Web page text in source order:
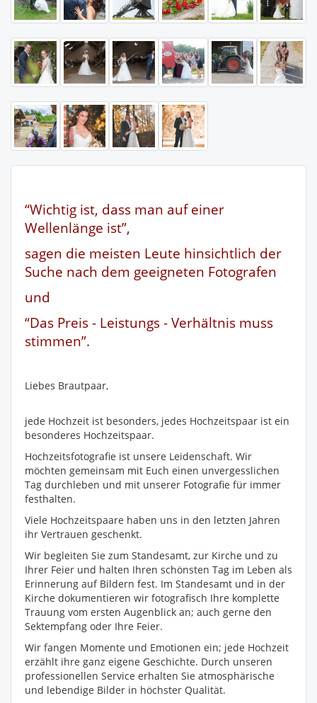
“Wichtig ist, dass man auf einer
Wellenlänge ist”,
sagen die meisten Leute hinsichtlich der
Suche nach dem geeigneten Fotografen
und
“Das Preis - Leistungs - Verhältnis muss
stimmen”.
Liebes Brautpaar,
jede Hochzeit ist besonders, jedes Hochzeitspaar ist ein
besonderes Hochzeitspaar.
Hochzeitsfotografie ist unsere Leidenschaft. Wir
möchten gemeinsam mit Euch einen unvergesslichen
Tag durchleben und mit unserer Fotografie für immer
festhalten.
Viele Hochzeitspaare haben uns in den letzten Jahren
ihr Vertrauen geschenkt.
Wir begleiten Sie zum Standesamt, zur Kirche und zu
Ihrer Feier und halten Ihren schönsten Tag im Leben als
Erinnerung auf Bildern fest. Im Standesamt und in der
Kirche dokumentieren wir fotografisch Ihre komplette
Trauung vom ersten Augenblick an; auch gerne den
Sektempfang oder Ihre Feier.
Wir fangen Momente und Emotionen ein; jede Hochzeit
erzählt ihre ganz eigene Geschichte. Durch unseren
professionellen Service erhalten Sie atmosphärische
und lebendige Bilder in höchster Qualität.